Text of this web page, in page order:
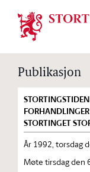
Publikasjon
STORTINGET
År 1992, torsdag
Møte tirsdag den